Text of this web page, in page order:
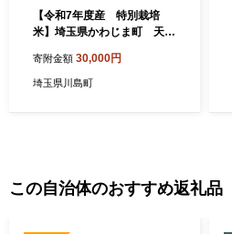
【令和7年度産 特別栽培
米】埼玉県かわじま町 天領
寄附金額 30,000円
埼玉県川島町
この自治体のおすすめ返礼品